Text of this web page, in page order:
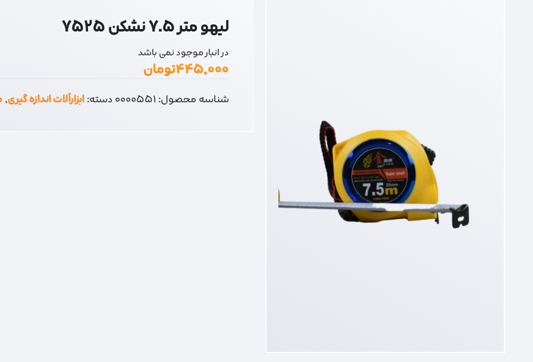
لیهو متر 7.5 نشکن 7525
در انبار موجود نمی باشد
۴۴۵,۰۰۰تومان
شناسه محصول: 0000551دسته:ابزارآلات اندازه گیری,